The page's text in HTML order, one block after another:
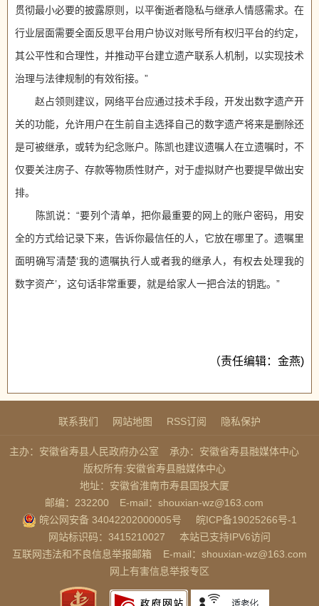
贯彻最小必要的披露原则，以平衡逝者隐私与继承人情感需求。在
行业层面需要全面反思平台用户协议对账号所有权归平台的约定，
其公平性和合理性，并推动平台建立遗产联系人机制，以实现技术
治理与法律规制的有效衔接。”
赵占领则建议，网络平台应通过技术手段，开发出数字遗产开
关的功能，允许用户在生前自主选择自己的数字遗产将来是删除还
是可被继承，或转为纪念账户。陈凯也建议遗嘱人在立遗嘱时，不
仅要关注房子、存款等物质性财产，对于虚拟财产也要提早做出安
排。
陈凯说：“要列个清单，把你最重要的网上的账户密码，用安
全的方式给记录下来，告诉你最信任的人，它放在哪里了。遗嘱里
面明确写清楚‘我的遗嘱执行人或者我的继承人，有权去处理我的
数字资产’，这句话非常重要，就是给家人一把合法的钥匙。”
（责任编辑：金燕)
联系我们 网站地图 RSS订阅 隐私保护
主办：安徽省寿县人民政府办公室
承办：安徽省寿县融媒体中心
版权所有:安徽省寿县融媒体中心
地址：安徽省淮南市寿县国投大厦
邮编：232200
E-mail：shouxian-wz@163.com
皖公网安备 34042202000005号
皖ICP备19025266号-1
网站标识码：3415210027
本站已支持IPV6访问
互联网违法和不良信息举报邮箱
E-mail：shouxian-wz@163.com
网上有害信息举报专区